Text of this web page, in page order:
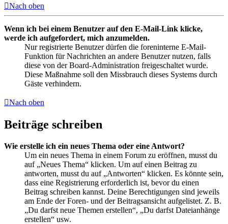
Nach oben
Wenn ich bei einem Benutzer auf den E-Mail-Link klicke,
werde ich aufgefordert, mich anzumelden.
Nur registrierte Benutzer dürfen die foreninterne E-Mail-
Funktion für Nachrichten an andere Benutzer nutzen, falls
diese von der Board-Administration freigeschaltet wurde.
Diese Maßnahme soll den Missbrauch dieses Systems durch
Gäste verhindern.
Nach oben
Beiträge schreiben
Wie erstelle ich ein neues Thema oder eine Antwort?
Um ein neues Thema in einem Forum zu eröffnen, musst du
auf „Neues Thema“ klicken. Um auf einen Beitrag zu
antworten, musst du auf „Antworten“ klicken. Es könnte sein,
dass eine Registrierung erforderlich ist, bevor du einen
Beitrag schreiben kannst. Deine Berechtigungen sind jeweils
am Ende der Foren- und der Beitragsansicht aufgelistet. Z. B.
„Du darfst neue Themen erstellen“, „Du darfst Dateianhänge
erstellen“ usw.